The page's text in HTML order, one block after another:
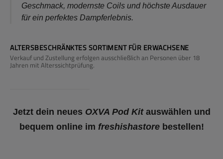
Geschmack, modernste Coils und höchste Ausdauer
für ein perfektes Dampferlebnis.
ALTERSBESCHRÄNKTES SORTIMENT FÜR ERWACHSENE
Verkauf und Zustellung erfolgen ausschließlich an Personen über 18
Jahren mit Alterssichtprüfung.
Jetzt dein neues OXVA Pod Kitauswählen und
bequem online im freshishastorebestellen!